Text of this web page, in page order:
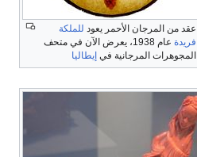
عقد من المرجان الأحمر يعود للملكة
فريدة
عام 1938، يعرض الآن في متحف
المجوهرات المرجانية في إيطاليا